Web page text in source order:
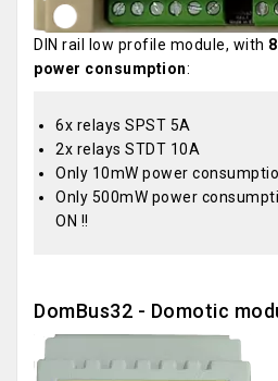
DIN rail low profile module, with
power consumption:
6x relays SPST 5A
2x relays STDT 10A
Only 10mW power
Only 500mW power
ON !!
DomBus32 - Domotic